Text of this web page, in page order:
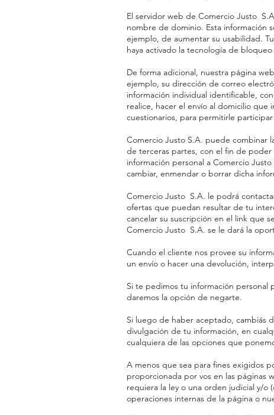
El servidor web de Comercio Justo
nombre de dominio. Esta información
ejemplo, de aumentar su usabilidad.
haya activado la tecnología de
De forma adicional, nuestra página
ejemplo, su dirección de correo
información individual identificable,
realice, hacer el envío al domicilio que
cuestionarios, para permitirle
Comercio Justo S.A. puede combinar
de terceras partes, con el fin de poder
información personal a Comercio
cambiar, enmendar o borrar dicha
Comercio Justo S.A. le podrá
ofertas que puedan resultar de tu
cancelar su suscripción en el link que
Comercio Justo S.A. se le dará la
Cuando el cliente nos provee su
un envío o hacer una devolución,
Si te pedimos tu información
daremos la opción de negarte.
Si luego de haber aceptado, cambiás
divulgación de tu información, en
cualquiera de las opciones que
A menos que sea para fines exigidos
proporcionada por vos en las páginas
requiera la ley o una orden judicial y/o
operaciones internas de la página o